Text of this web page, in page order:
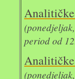
period od